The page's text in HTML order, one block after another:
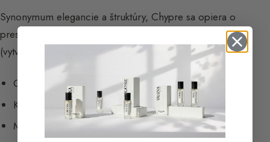
Synonymum elegancie a štruktúry, Chypre sa opiera o
presný triptych (bergamot, kvety, mach). Pôvodný akord
(vytvorený François Cotym) je dnes prísne regulovaný.
Citrusový vrchný tón: bergamot.
Kvetinové srdce: jazmín, ruža.
Machový základ: dubový mach (syntetický Evernyl),